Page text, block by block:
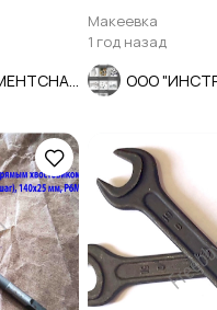
шаг, ГОСТ 9740-
Макеевка
1 год назад